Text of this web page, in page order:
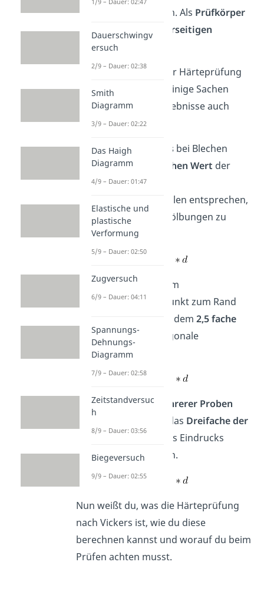
oder ähnliches prüfen. Als Prüfkörper
nimmt man einen
vierseitigen
Diamanten
Beim Durchführen der Härteprüfung
solltest du noch auf einige Sachen
achten, damit die Ergebnisse auch
valide sind:
DieProbendicke s bei Blechen
sollte dem
1,5-fachen Wert der
hinterlassenen
Eindrucksdiagonalen entsprechen,
um Materialauswölbungen zu
verhindern.
DerAbstand a
vom
Eindrucksmittelpunkt zum Rand
sollte mindestens dem2,5 fache
der Eindrucksdiagonale
entsprechen.
Beim Messen mehrerer Proben
sollten diese um das Dreifache der
Diagonallänge
des Eindrucks
auseinanderliegen.
Nun weißt du, was die Härteprüfung
nach Vickers ist, wie du diese
berechnen kannst und worauf du beim
Prüfen achten musst.
Dauerschwingv
ersuch
2/9 – Dauer: 02:38
Smith
Diagramm
3/9 – Dauer: 02:22
Das Haigh
Diagramm
4/9 – Dauer: 01:47
Elastische und
plastische
Verformung
5/9 – Dauer: 02:50
Zugversuch
6/9 – Dauer: 04:11
Spannungs-
Dehnungs-
Diagramm
7/9 – Dauer: 02:58
Zeitstandversuc
h
8/9 – Dauer: 03:56
Biegeversuch
9/9 – Dauer: 02:55